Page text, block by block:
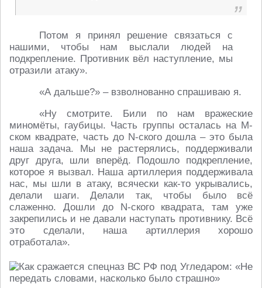
Потом я принял решение связаться с
нашими, чтобы нам выслали людей на
подкрепление. Противник вёл наступление, мы
отразили атаку».
«А дальше?» – взволнованно спрашиваю я.
«Ну смотрите. Били по нам вражеские
миномёты, гаубицы. Часть группы осталась на M-
ском квадрате, часть до N-ского дошла – это была
наша задача. Мы не растерялись, поддерживали
друг друга, шли вперёд. Подошло подкрепление,
которое я вызвал. Наша артиллерия поддерживала
нас, мы шли в атаку, всячески как-то укрывались,
делали шаги. Делали так, чтобы было всё
слаженно. Дошли до N-ского квадрата, там уже
закрепились и не давали наступать противнику. Всё
это сделали, наша артиллерия хорошо
отработала».